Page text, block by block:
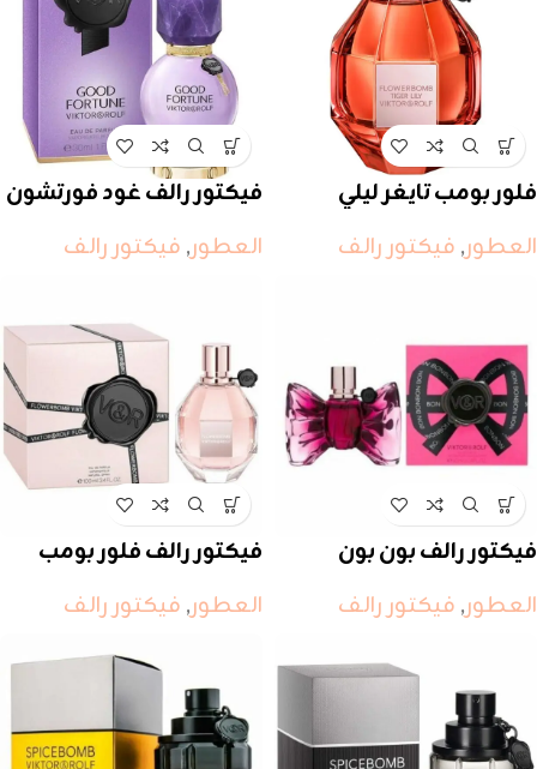
فلور بومب تايغر ليلي
العطور, فيكتور رالف
فيكتور رالف غود فورتشون
العطور, فيكتور رالف
فيكتور رالف بون بون
العطور, فيكتور رالف
فيكتور رالف فلور بومب
العطور, فيكتور رالف